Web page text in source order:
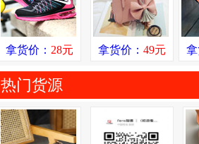
拿货价： 28元 拿货价：49元 拿
热门货源